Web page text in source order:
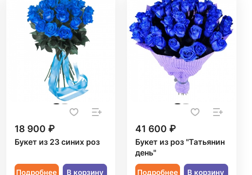
18 900 ₽
Букет из 23 синих роз
Подробнее В корзину
41 600 ₽
Букет из роз "Татьянин
день"
Подробнее В корзину